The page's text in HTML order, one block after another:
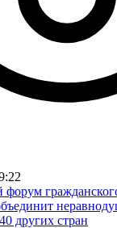
других стран